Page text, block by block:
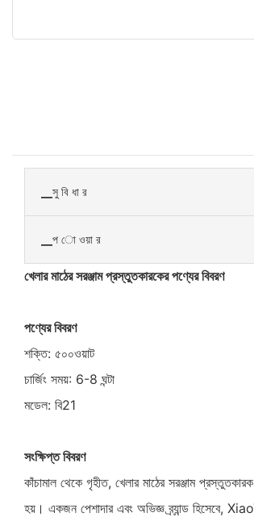
▁সু বি ধা র
▁প ো ওয়া র
খেলার মাঠের সরঞ্জাম প্রস্তুতকারকের পণ্যের বিবরণ
পণ্যের বিবরণ
শক্তি: ৫০০ওয়াট
চার্জিং সময়: 6-8 ঘন্টা
মডেল: বি21
সংক্ষিপ্ত বিবরণ
কাঁচামাল থেকে গৃহীত, খেলার মাঠের সরঞ্জাম
হয়। একজন পেশাদার এবং অভিজ্ঞ ব্র্যান্ড হিসেবে,